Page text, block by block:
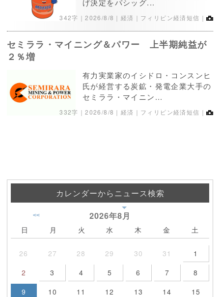
342字｜2026/8/8 ｜経済｜フィリピン経済短信｜
セミララ・マイニング＆パワー 上半期純益が
２％増
有力実業家のイシドロ・コンスンヒ
氏が経営する炭鉱・発電企業大手の
セミララ・マイニン...
332字｜2026/8/8 ｜経済｜フィリピン経済短信｜
カレンダーからニュース検索
2026年8月
<<
日 月 火 水 木 金 土
26 27 28 29 30 31
1
2
3 4 5 6 7
8
9
10 11 12 13 14
15